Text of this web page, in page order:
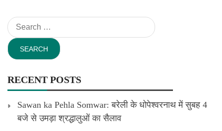
Search
for:
RECENT POSTS
Sawan ka Pehla Somwar: बरेली के धोपेश्वरनाथ में सुबह 4
बजे से उमड़ा श्रद्धालुओं का सैलाव